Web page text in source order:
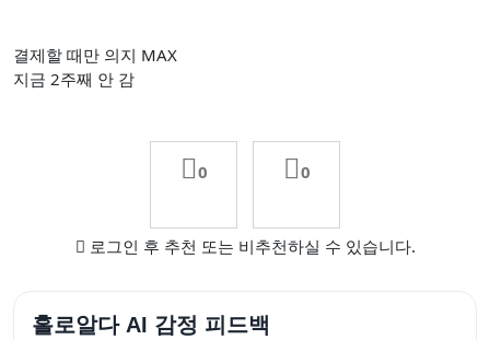
결제할 때만 의지 MAX
지금 2주째 안 감
0 0
로그인 후 추천 또는 비추천하실 수 있습니다.
홀로알다 AI 감정 피드백